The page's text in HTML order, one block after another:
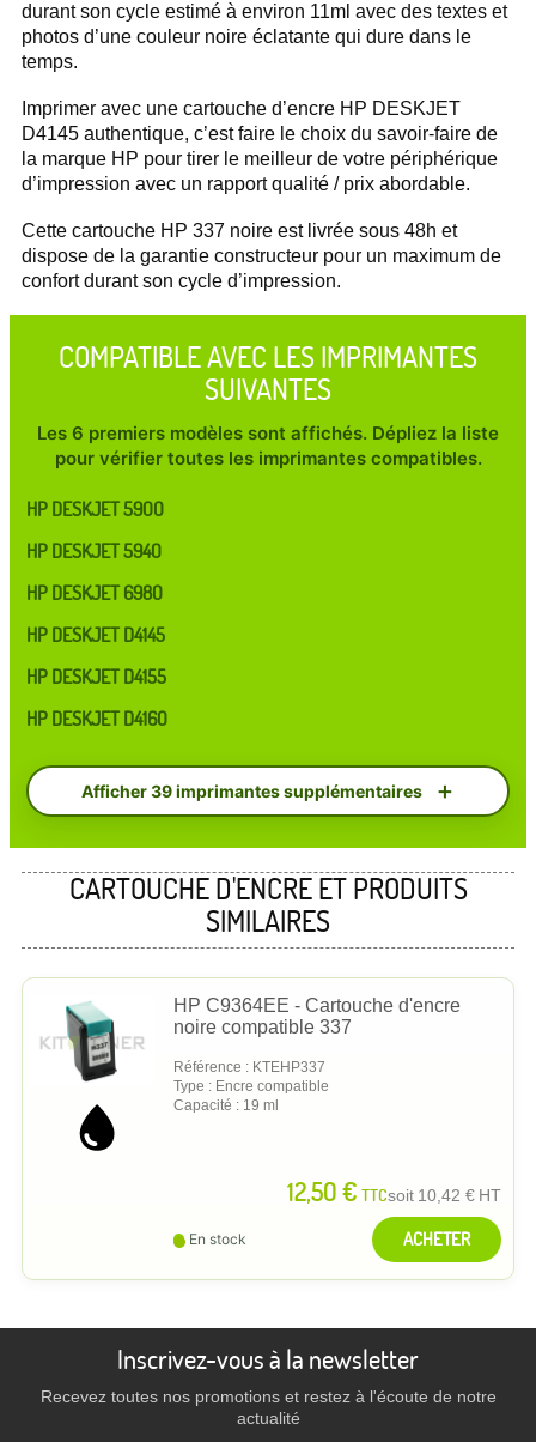
durant son cycle estimé à environ 11ml avec des textes et
photos d’une couleur noire éclatante qui dure dans le
temps.
Imprimer avec une cartouche d’encre HP DESKJET
D4145 authentique, c’est faire le choix du savoir-faire de
la marque HP pour tirer le meilleur de votre périphérique
d’impression avec un rapport qualité / prix abordable.
Cette cartouche HP 337 noire est livrée sous 48h et
dispose de la garantie constructeur pour un maximum de
confort durant son cycle d’impression.
COMPATIBLE AVEC LES IMPRIMANTES
SUIVANTES
Les 6 premiers modèles sont affichés. Dépliez la liste
pour vérifier toutes les imprimantes compatibles.
HP DESKJET 5900
HP DESKJET 5940
HP DESKJET 6980
HP DESKJET D4145
HP DESKJET D4155
HP DESKJET D4160
Afficher 39 imprimantes supplémentaires
CARTOUCHE D'ENCRE ET PRODUITS
SIMILAIRES
HP C9364EE - Cartouche d'encre
noire compatible 337
Référence : KTEHP337
Type : Encre compatible
Capacité : 19 ml
12,50 € TTCsoit 10,42 € HT
En stock ACHETER
Inscrivez-vous à la newsletter
Recevez toutes nos promotions et restez à l'écoute de notre
actualité